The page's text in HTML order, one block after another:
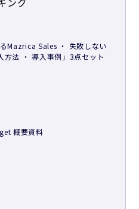
るMazrica Sales ・ 失敗しない
方法 ・ 導入事例」3点セット
概要資料